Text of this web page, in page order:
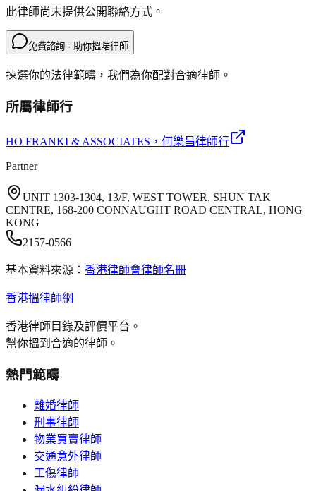
此律師尚未提供公開聯絡方式。
免費諮詢 · 助你搵啱律師
揀選你的法律範疇，我們為你配對合適律師。
所屬律師行
HO FRANKI & ASSOCIATES ，何樂昌律師行
Partner
UNIT 1303-1304, 13/F, WEST TOWER, SHUN TAK
CENTRE, 168-200 CONNAUGHT ROAD CENTRAL, HONG
KONG
2157-0566
基本資料來源： 香港律師會律師名冊
香港搵律師網
香港律師目錄及評價平台。
幫你搵到合適的律師。
熱門範疇
離婚律師
刑事律師
物業買賣律師
交通意外律師
工傷律師